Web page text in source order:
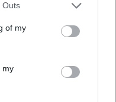
Outs
of my
my
di quanti,
liste di attesa, non
ricorrere al